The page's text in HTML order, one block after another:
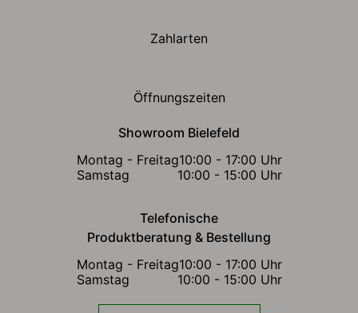
Zahlarten
Öffnungszeiten
Showroom Bielefeld
Montag - Freitag10:00 - 17:00 Uhr
Samstag
10:00 - 15:00 Uhr
Telefonische
Produktberatung & Bestellung
Montag - Freitag10:00 - 17:00 Uhr
Samstag
10:00 - 15:00 Uhr